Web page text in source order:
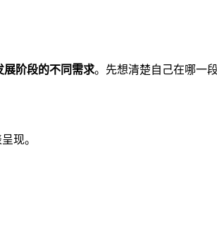
展阶段的不同需求。先想清楚自己在哪一
现。